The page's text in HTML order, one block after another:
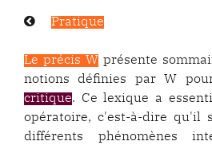
Page
Pratique
Le précis W présente
notions définies par W
critique. Ce lexique a
opératoire, c'est-à-dire qu'il
différents phénomènes